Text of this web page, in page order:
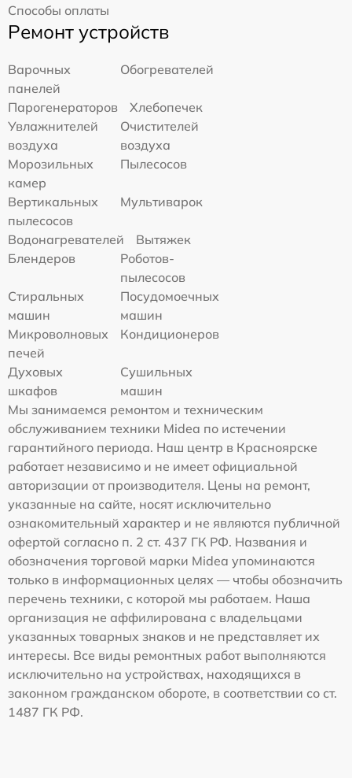
Способы оплаты
Ремонт устройств
Варочных
панелей
Обогревателей
Парогенераторов
Хлебопечек
Увлажнителей
воздуха
Очистителей
воздуха
Морозильных
камер
Пылесосов
Вертикальных
пылесосов
Мультиварок
Водонагревателей
Вытяжек
Блендеров
Роботов-
пылесосов
Стиральных
машин
Посудомоечных
машин
Микроволновых
печей
Кондиционеров
Духовых
шкафов
Сушильных
машин
Мы занимаемся ремонтом и техническим
обслуживанием техники Midea по истечении
гарантийного периода. Наш центр в Красноярске
работает независимо и не имеет официальной
авторизации от производителя. Цены на ремонт,
указанные на сайте, носят исключительно
ознакомительный характер и не являются публичной
офертой согласно п. 2 ст. 437 ГК РФ. Названия и
обозначения торговой марки Midea упоминаются
только в информационных целях — чтобы обозначить
перечень техники, с которой мы работаем. Наша
организация не аффилирована с владельцами
указанных товарных знаков и не представляет их
интересы. Все виды ремонтных работ выполняются
исключительно на устройствах, находящихся в
законном гражданском обороте, в соответствии со ст.
1487 ГК РФ.